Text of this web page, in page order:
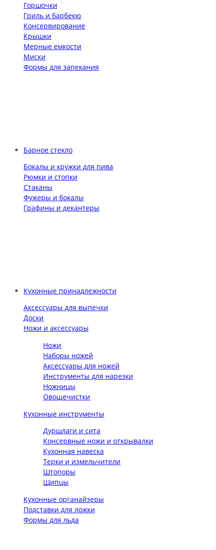
Горшочки
Гриль и барбекю
Консервирование
Крышки
Мерные емкости
Миски
Формы для запекания
Барное стекло
Бокалы и кружки для пива
Рюмки и стопки
Стаканы
Фужеры и бокалы
Графины и декантеры
Кухонные принадлежности
Аксессуары для выпечки
Доски
Ножи и аксессуары
Ножи
Наборы ножей
Аксессуары для ножей
Инструменты для нарезки
Ножницы
Овощечистки
Кухонные инструменты
Дуршлаги и сита
Консервные ножи и открывалки
Кухонная навеска
Терки и измельчители
Штопоры
Щипцы
Кухонные органайзеры
Подставки для ложки
Формы для льда